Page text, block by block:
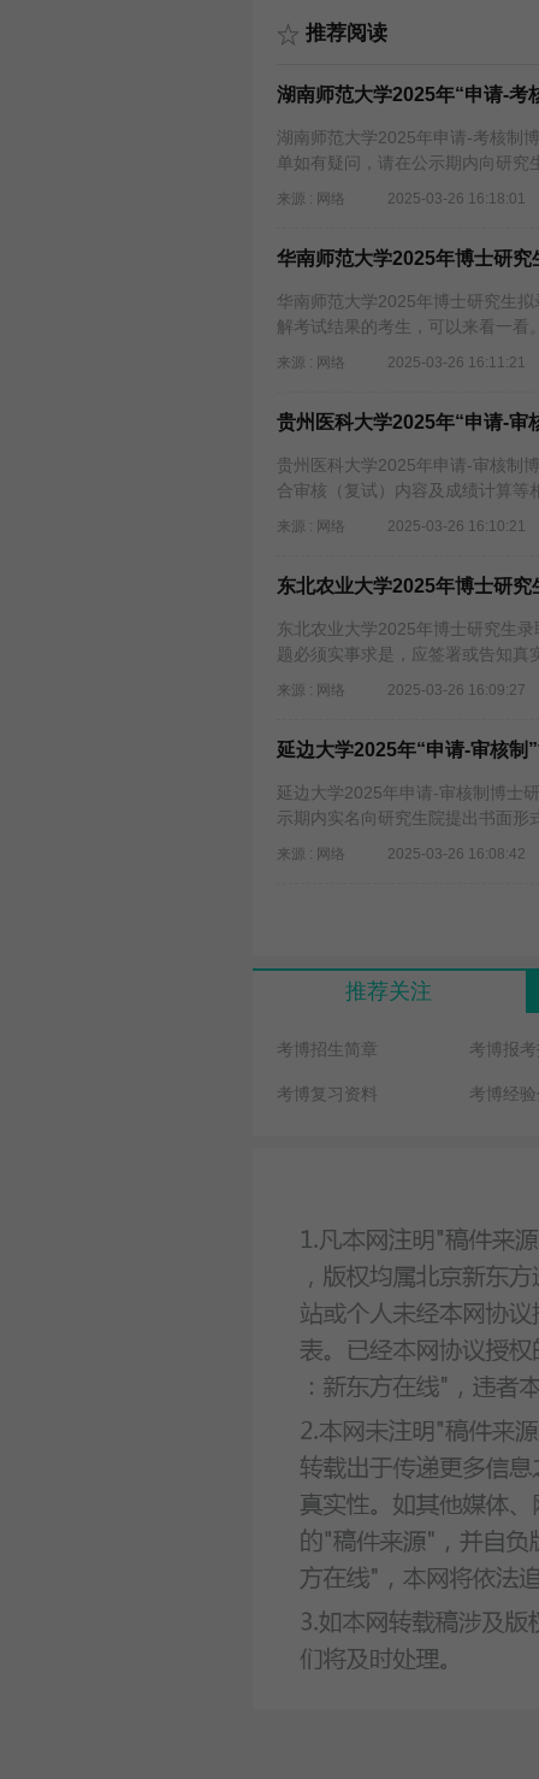
推荐阅读
湖南师范大学2025年“申请-考
湖南师范大学2025年申请-考核制
单如有疑问，请在公示期内向研究
来源 : 网络 2025-03-26 16:18:01
华南师范大学2025年博士研究
华南师范大学2025年博士研究生
解考试结果的考生，可以来看一看
来源 : 网络 2025-03-26 16:11:21
贵州医科大学2025年“申请-审
贵州医科大学2025年申请-审核制
合审核（复试）内容及成绩计算等
来源 : 网络 2025-03-26 16:10:21
东北农业大学2025年博士研
东北农业大学2025年博士研究生
题必须实事求是，应签署或告知真
来源 : 网络 2025-03-26 16:09:27
延边大学2025年“申请-审核制
延边大学2025年申请-审核制博士
示期内实名向研究生院提出书面形
来源 : 网络 2025-03-26 16:08:42
推荐关注
考博招生简章 考博报
考博复习资料 考博经